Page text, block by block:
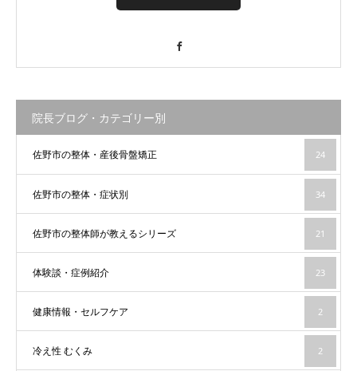
院長ブログ・カテゴリー別
佐野市の整体・産後骨盤矯正 24
佐野市の整体・症状別 34
佐野市の整体師が教えるシリーズ 21
体験談・症例紹介 23
健康情報・セルフケア 2
冷え性 むくみ 2